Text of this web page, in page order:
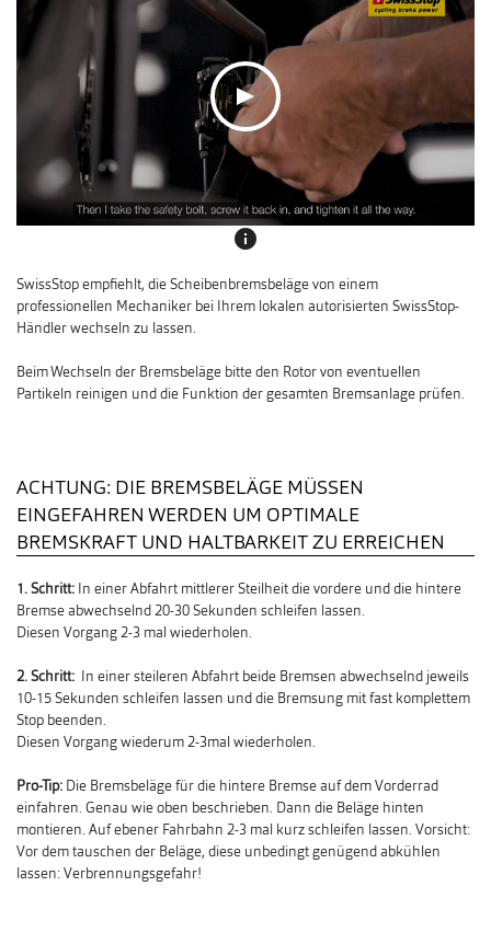
info
SwissStop empfiehlt, die Scheibenbremsbeläge von einem
professionellen Mechaniker bei Ihrem lokalen autorisierten SwissStop-
Händler wechseln zu lassen.
Beim Wechseln der Bremsbeläge bitte den Rotor von eventuellen
Partikeln reinigen und die Funktion der gesamten Bremsanlage prüfen.
ACHTUNG: DIE BREMSBELÄGE MÜSSEN
EINGEFAHREN WERDEN UM OPTIMALE
BREMSKRAFT UND HALTBARKEIT ZU ERREICHEN
1. Schritt: In einer Abfahrt mittlerer Steilheit die vordere und die hintere
Bremse abwechselnd 20-30 Sekunden schleifen lassen.
Diesen Vorgang 2-3 mal wiederholen.
2. Schritt: In einer steileren Abfahrt beide Bremsen abwechselnd jeweils
10-15 Sekunden schleifen lassen und die Bremsung mit fast komplettem
Stop beenden.
Diesen Vorgang wiederum 2-3mal wiederholen.
Pro-Tip: Die Bremsbeläge für die hintere Bremse auf dem Vorderrad
einfahren. Genau wie oben beschrieben. Dann die Beläge hinten
montieren. Auf ebener Fahrbahn 2-3 mal kurz schleifen lassen. Vorsicht:
Vor dem tauschen der Beläge, diese unbedingt genügend abkühlen
lassen: Verbrennungsgefahr!